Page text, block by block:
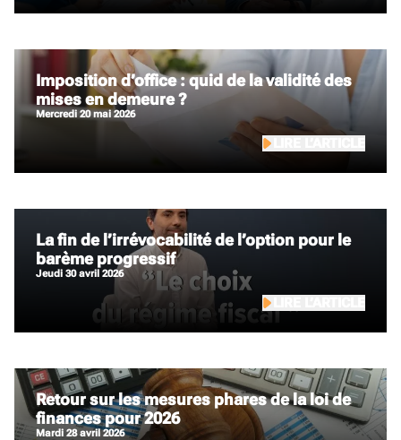
Imposition d’office : quid de la validité des
mises en demeure ?
mercredi 20 mai 2026
La fin de l’irrévocabilité de l’option pour le
barème progressif
jeudi 30 avril 2026
Retour sur les mesures phares de la loi de
finances pour 2026
mardi 28 avril 2026